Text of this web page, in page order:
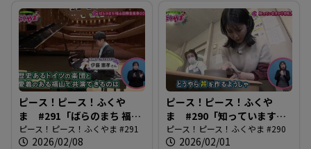
ピース！ピース！ふくや
ま #291「ばらのまち 福山
国際音楽祭2026」
ピース！ピース！ふくやま #291
2026/02/08
ピース！ピース！ふくや
ま #290「知っています
か？市民大学」
ピース！ピース！ふくやま #290
2026/02/01